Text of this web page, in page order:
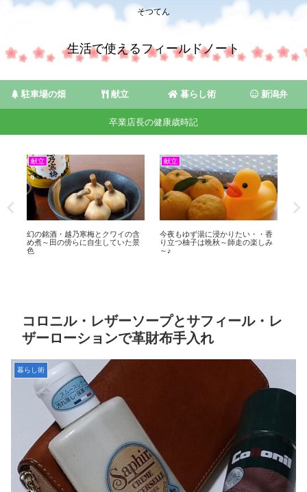
そつてん
生活で使えるフィールドノート
駐車場の畑 献立 暮らし術 新潟弁
卒業店長の健康歳時記
献立
幻の銘酒・越乃寒梅とクワイの含
め煮～田の傍らに自生していた景
色
献立
今夜もゆず湯に浸かりたい・・香
り立つ柚子は晩秋～師走の楽しみ
～♪
コロニル・レザーソープとサフィール・レ
ザーローションで革財布手入れ
暮らし術